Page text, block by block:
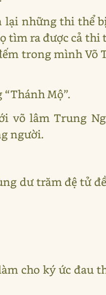
lại những thi thể
tìm ra được cả thi
trong mình Võ
Mộ”.
võ lâm Trung
người.
dư trăm đệ tử
cho ký ức đau